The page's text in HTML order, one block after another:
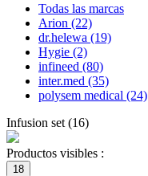
Todas las marcas
Arion (22)
dr.helewa (19)
Hygie (2)
infineed (80)
inter.med (35)
polysem medical (24)
Infusion set (16)
Productos visibles :
18